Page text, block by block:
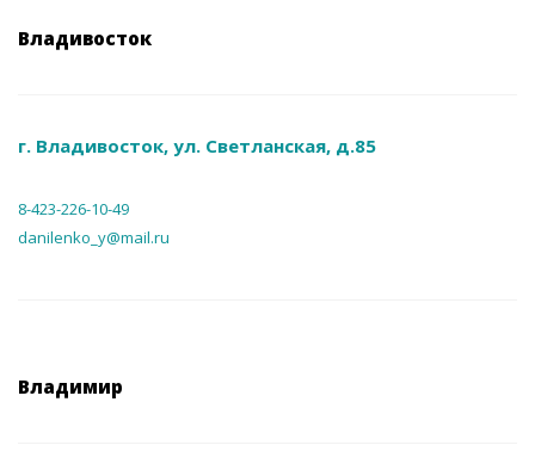
Владивосток
г. Владивосток, ул. Светланская, д.85
8-423-226-10-49
danilenko_y@mail.ru
Владимир